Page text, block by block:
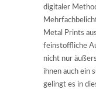
digitaler
Metal Prints
feinstoffliche
nicht nur
ihnen auch ein
gelingt es in